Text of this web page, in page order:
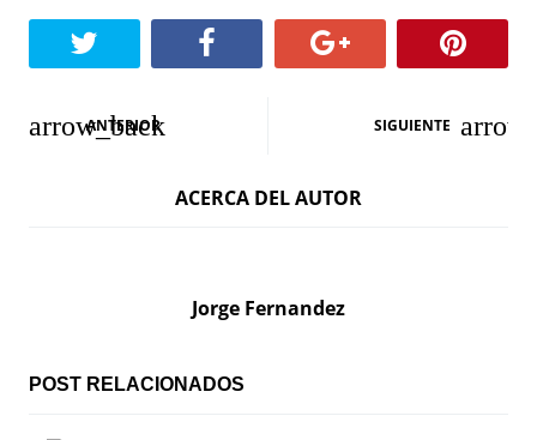
N
c
ANTERIOR SIGUIENTE
ACERCA DEL AUTOR
Jorge Fernandez
POST RELACIONADOS